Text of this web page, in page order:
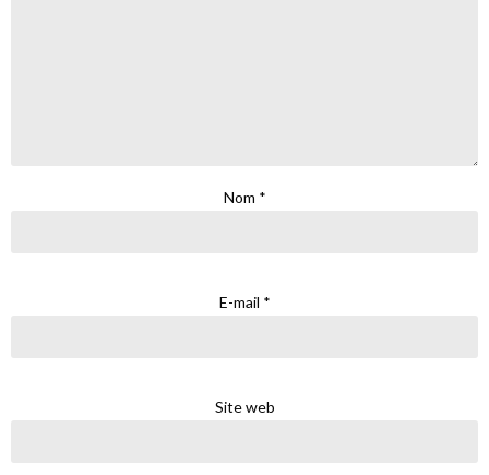
Nom *
E-mail *
Site web